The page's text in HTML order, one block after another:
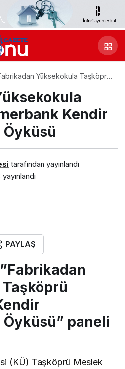
Yüksekokula Taşköprü
Kendir
Öyküsü
tarafından yayınlandı
yayınlandı
PAYLAŞ
Öyküsü” paneli
(KÜ) Taşköprü Meslek